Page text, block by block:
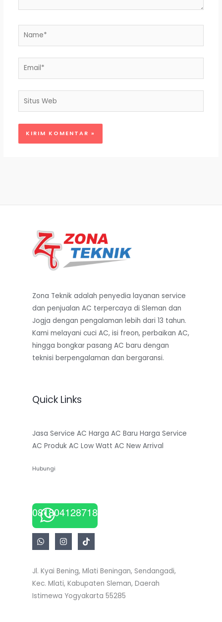
Name*
Email*
Situs
Zona Teknik adalah penyedia layanan service
dan penjualan AC terpercaya di Sleman dan
Jogja dengan pengalaman lebih dari 13 tahun.
Kami melayani cuci AC, isi freon, perbaikan AC,
hingga bongkar pasang AC baru dengan
teknisi berpengalaman dan bergaransi.
Quick Links
Jasa Service AC Harga AC Baru Harga Service
AC Produk AC Low Watt AC New Arrival
Hubungi
081804128718
Jl. Kyai Bening, Mlati Beningan, Sendangadi,
Kec. Mlati, Kabupaten Sleman, Daerah
Istimewa Yogyakarta 55285